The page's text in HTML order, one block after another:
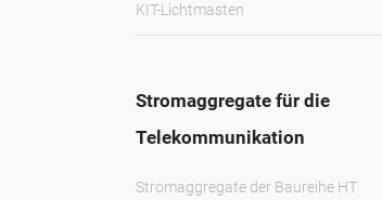
KIT-Lichtmasten
Stromaggregate für die
Telekommunikation
Stromaggregate der Baureihe HT